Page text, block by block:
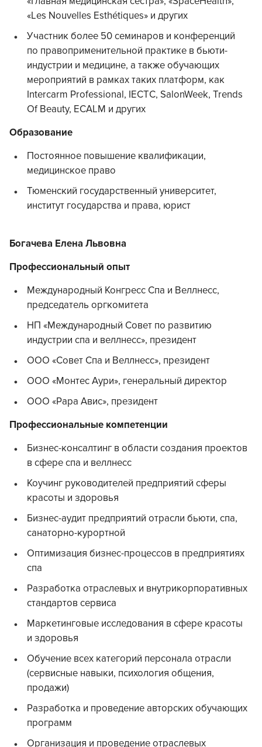
«Les Nouvelles Esthétiques» и других
Участник более 50 семинаров и конференций
по правоприменительной практике в бьюти-
индустрии и медицине, а также обучающих
мероприятий в рамках таких платформ, как
Intercarm Professional, IEСTC, SalonWeek, Trends
Of Beauty, ECALM и других
Образование
Постоянное повышение квалификации,
медицинское право
Тюменский государственный университет,
институт государства и права, юрист
Богачева Елена Львовна
Профессиональный опыт
Международный Конгресс Спа и Веллнесс,
председатель оргкомитета
НП «Международный Совет по развитию
индустрии спа и веллнесс», президент
ООО «Совет Спа и Веллнесс», президент
ООО «Монтес Аури», генеральный директор
ООО «Рара Авис», президент
Профессиональные компетенции
Бизнес-консалтинг в области создания проектов
в сфере спа и веллнесс
Коучинг руководителей предприятий сферы
красоты и здоровья
Бизнес-аудит предприятий отрасли бьюти, спа,
санаторно-курортной
Оптимизация бизнес-процессов в предприятиях
спа
Разработка отраслевых и внутрикорпоративных
cтандартов сервиса
Маркетинговые исследования в сфере красоты
и здоровья
Обучение всех категорий персонала отрасли
(сервисные навыки, психология общения,
продажи)
Разработка и проведение авторских обучающих
программ
Организация и проведение отраслевых